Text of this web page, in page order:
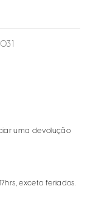
uma devolução
exceto feriados.